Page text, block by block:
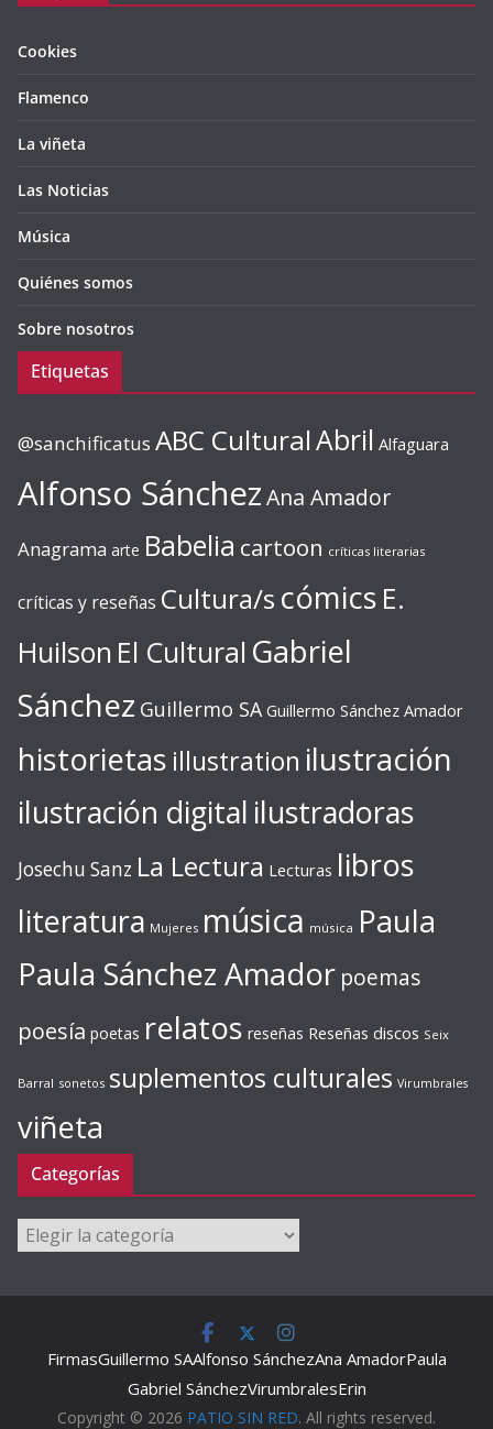
Cookies
Flamenco
La viñeta
Las Noticias
Música
Quiénes somos
Sobre nosotros
Etiquetas
@sanchificatus ABC CulturalAbril Alfaguara
Alfonso SánchezAna Amador
Anagrama arte Babelia cartoon críticas literarias
críticas y reseñas Cultura/s cómics E.
Huilson El Cultural Gabriel
Sánchez Guillermo SA Guillermo Sánchez Amador
historietas illustration ilustración
ilustración digital ilustradoras
Josechu Sanz La Lectura Lecturas libros
literatura Mujeres música música Paula
Paula Sánchez Amador poemas
poesía poetas relatos reseñas Reseñas discos Seix
Barral sonetos suplementos culturales Virumbrales
viñeta
Categorías
Categorías
FirmasGuillermo SAAlfonso SánchezAna AmadorPaula
Gabriel SánchezVirumbralesErin
Copyright © 2026 PATIO SIN RED. All rights reserved.